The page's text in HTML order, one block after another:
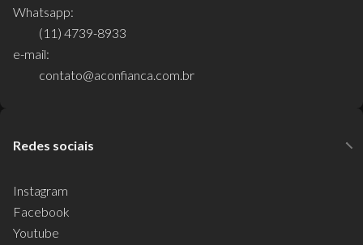
Whatsapp:
(11) 4739-8933
e-mail:
contato@aconfianca.com.br
Redes sociais
Instagram
Facebook
Youtube